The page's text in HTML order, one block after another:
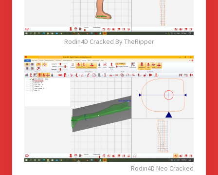
Rodin4D Cracked By TheRipper
Rodin4D Neo Cracked